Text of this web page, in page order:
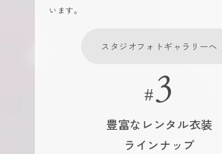
います。
スタジオフォトギャラリーへ
豊富なレンタル衣装
ラインナップ